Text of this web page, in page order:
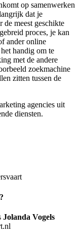
op samenwerken
dat je
de meest geschikte
proces, je kan
ander online
handig om te
met de andere
zoekmachine
zitten tussen de
agencies uit
diensten.
Jolanda Vogels